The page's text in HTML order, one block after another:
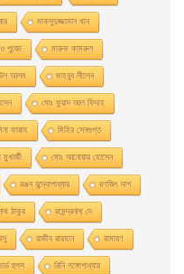
মাকসুদুজ্জামান খান
পুজো মারুফ কামরুল
উল আলম মাহবুব লীলেন
মােঃ ফুয়াদ আল ফিদাহ
ফারাহ মিহির সেনগুপ্ত
মোঃ আনোয়ার হোসেন
রঞ্জন বন্দ্যোপাধ্যায় রণজিৎ দাশ
ঠাকুর রমেন্দ্রনাথ দে
রাজীব রায়হান রামায়ণ
হুগস রিনি গঙ্গোপাধ্যায়